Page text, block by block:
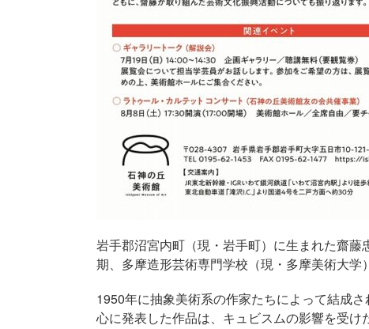
岩手郡沼宮内町（現・岩手町）に生まれた齋
期、多摩造形芸術専門学校（現・多摩美術大学
1950年に抽象美術系の作家たちによって結成
心に発表した作品は、キュビスムの影響を受